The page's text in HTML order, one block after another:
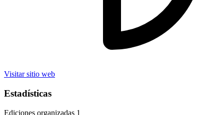
Visitar sitio web
Estadísticas
Ediciones organizadas 1